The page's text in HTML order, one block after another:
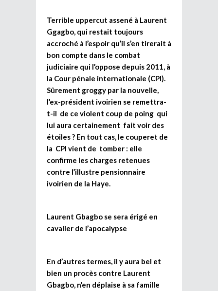
Terrible uppercut assené à Laurent
Ggagbo, qui restait toujours
accroché à l’espoir qu’il s’en tirerait à
bon compte dans le combat
judiciaire qui l’oppose depuis 2011, à
la Cour pénale internationale (CPI).
Sûrement groggy par la nouvelle,
l’ex-président ivoirien se remettra-
t-il de ce violent coup de poing qui
lui aura certainement fait voir des
étoiles ? En tout cas, le couperet de
la CPI vient de tomber : elle
confirme les charges retenues
contre l’illustre pensionnaire
ivoirien de la Haye.
Laurent Gbagbo se sera érigé en
cavalier de l’apocalypse
En d’autres termes, il y aura bel et
bien un procès contre Laurent
Gbagbo, n’en déplaise à sa famille